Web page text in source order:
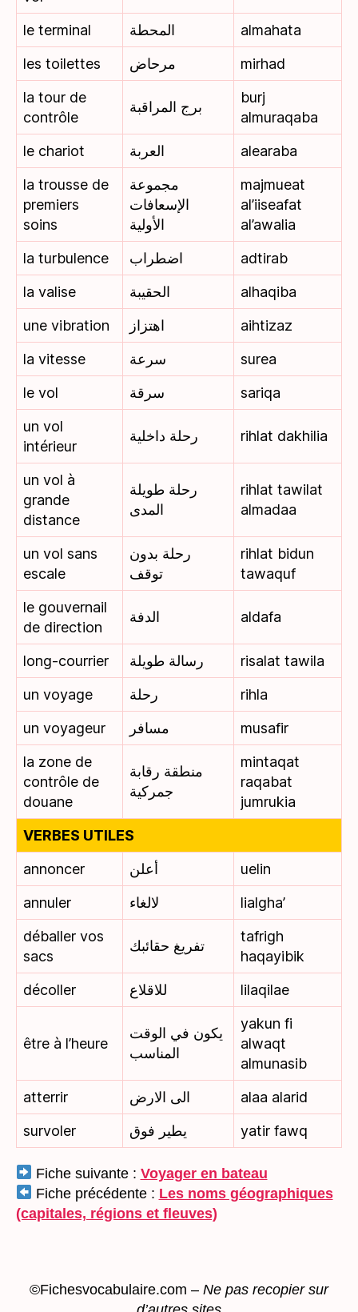
le terminal
المحطة
almahata
les toilettes
مرحاض
mirhad
la tour de
contrôle
برج المراقبة
burj
almuraqaba
le chariot
العربة
alearaba
la trousse de
premiers
soins
مجموعة
الإسعافات
الأولية
majmueat
al’iiseafat
al’awalia
la turbulence
اضطراب
adtirab
la valise
الحقيبة
alhaqiba
une vibration
اهتزاز
aihtizaz
la vitesse
سرعة
surea
le vol
سرقة
sariqa
un vol
intérieur
رحلة داخلية rihlat dakhilia
un vol à
grande
distance
رحلة طويلة
المدى
rihlat tawilat
almadaa
un vol sans
escale
رحلة بدون
توقف
rihlat bidun
tawaquf
le gouvernail
de direction
الدفة aldafa
long-courrier رسالة طويلة
risalat tawila
un voyage
رحلة
rihla
un voyageur
مسافر
musafir
la zone de
contrôle de
douane
منطقة رقابة
جمركية
mintaqat
raqabat
jumrukia
VERBES UTILES
annoncer
أعلن
uelin
annuler
لالغاء
lialgha’
déballer vos
sacs
تفريغ حقائبك
tafrigh
haqayibik
décoller
للاقلاع lilaqilae
être à l’heure
يكون في الوقت
المناسب
yakun fi
alwaqt
almunasib
atterrir
الى الارض
alaa alarid
survoler
يطير فوق yatir fawq
Fiche suivante : Voyager en bateau
Fiche précédente : Les noms géographiques
(capitales, régions et fleuves)
©Fichesvocabulaire.com – Ne pas recopier sur